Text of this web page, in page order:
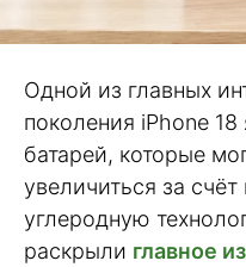
Одной из главных
поколения iPhone
батарей, которые
увеличиться за
углеродную
раскрыли главное